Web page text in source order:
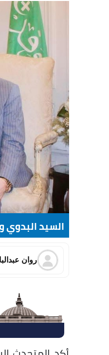
السيد البدوي
روان